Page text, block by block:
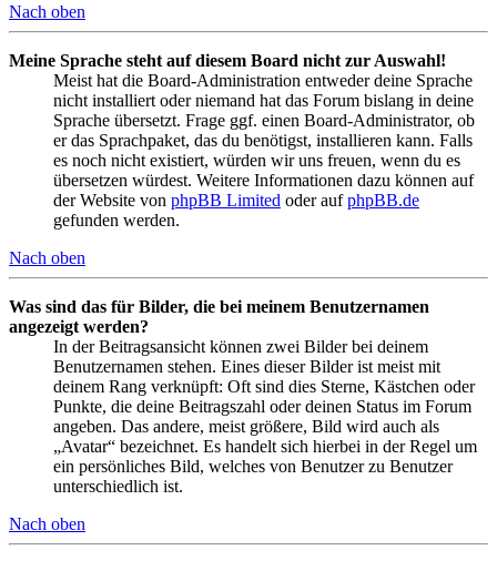
Nach oben
Meine Sprache steht auf diesem Board nicht zur Auswahl!
Meist hat die Board-Administration entweder deine Sprache
nicht installiert oder niemand hat das Forum bislang in deine
Sprache übersetzt. Frage ggf. einen Board-Administrator, ob
er das Sprachpaket, das du benötigst, installieren kann. Falls
es noch nicht existiert, würden wir uns freuen, wenn du es
übersetzen würdest. Weitere Informationen dazu können auf
der Website von phpBB Limited oder aufphpBB.de
gefunden werden.
Nach oben
Was sind das für Bilder, die bei meinem Benutzernamen
angezeigt werden?
In der Beitragsansicht können zwei Bilder bei deinem
Benutzernamen stehen. Eines dieser Bilder ist meist mit
deinem Rang verknüpft: Oft sind dies Sterne, Kästchen oder
Punkte, die deine Beitragszahl oder deinen Status im Forum
angeben. Das andere, meist größere, Bild wird auch als
„Avatar“ bezeichnet. Es handelt sich hierbei in der Regel um
ein persönliches Bild, welches von Benutzer zu Benutzer
unterschiedlich ist.
Nach oben